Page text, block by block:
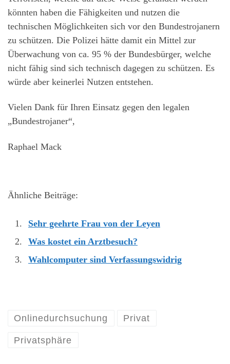
könnten haben die Fähigkeiten und nutzen die
technischen Möglichkeiten sich vor den Bundestrojanern
zu schützen. Die Polizei hätte damit ein Mittel zur
Überwachung von ca. 95 % der Bundesbürger, welche
nicht fähig sind sich technisch dagegen zu schützen. Es
würde aber keinerlei Nutzen entstehen.
Vielen Dank für Ihren Einsatz gegen den legalen
„Bundestrojaner“,
Raphael Mack
Ähnliche Beiträge:
Sehr geehrte Frau von der Leyen
Was kostet ein Arztbesuch?
Wahlcomputer sind Verfassungswidrig
Onlinedurchsuchung Privat
Privatsphäre